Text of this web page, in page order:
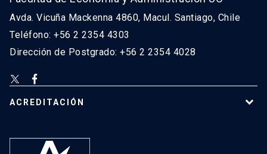
Avda. Vicuña Mackenna 4860, Macul. Santiago, Chile
Teléfono: +56 2 2354 4303
Dirección de Postgrado: +56 2 2354 4028
ACREDITACIÓN